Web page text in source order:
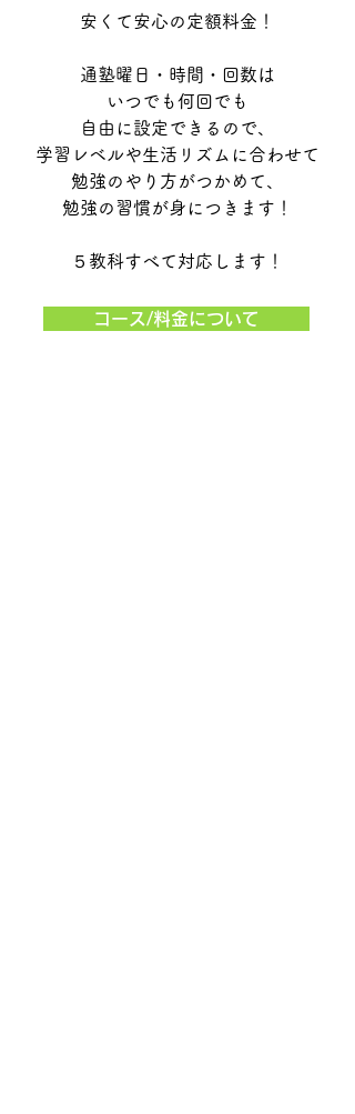
安くて安心の定額料金！
​通塾曜日・時間・回数は
いつでも何回でも
自由に設定できるので、
学習レベルや生活リズムに合わせて
​勉強のやり方がつかめて、
勉強の習慣が身につきます！
​５教科すべて対応します！
コース/料金について